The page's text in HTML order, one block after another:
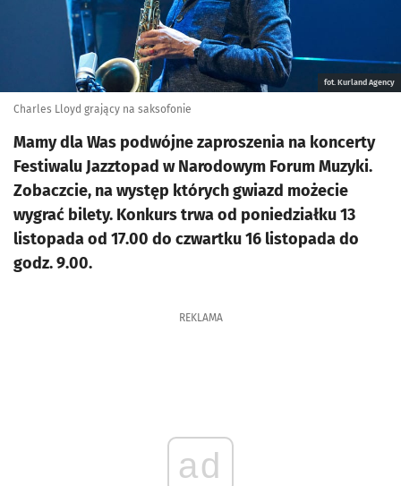
fot. Kurland Agency
Charles Lloyd grający na saksofonie
Mamy dla Was podwójne zaproszenia na koncerty
Festiwalu Jazztopad w Narodowym Forum Muzyki.
Zobaczcie, na występ których gwiazd możecie
wygrać bilety. Konkurs trwa od poniedziałku 13
listopada od 17.00 do czwartku 16 listopada do
godz. 9.00.
REKLAMA
ad